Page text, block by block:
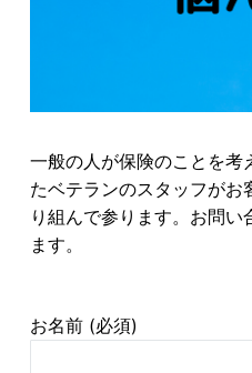
一般の人が保険のことを考
たベテランのスタッフが
り組んで参ります。お問
ます。
お名前 (必須)